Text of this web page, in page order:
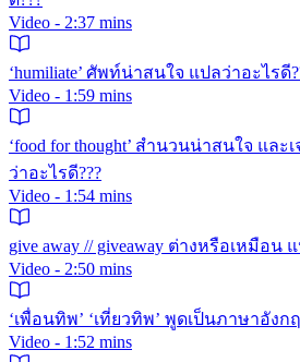
Video - 2:37 mins
‘humiliate’ ศัพท์น่าสนใจ แปลว่าอะไรดี
Video - 1:59 mins
‘food for thought’ สำนวนน่าสนใจ แล
ว่าอะไรดี???
Video - 1:54 mins
give away // giveaway ต่างหรือเหมือน
Video - 2:50 mins
‘เพื่อนทิพ’ ‘เที่ยวทิพ’ พูดเป็นภาษาอังก
Video - 1:52 mins